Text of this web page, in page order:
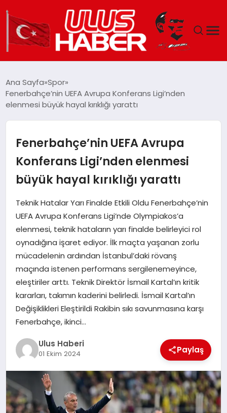
TEKNOLOJI
EĞITIM
MAGAZIN
SPOR
YAŞAM
Ana Sayfa Spor
Fenerbahçe’nin UEFA Avrupa Konferans Ligi’nden
elenmesi büyük hayal kırıklığı yarattı
Fenerbahçe’nin UEFA Avrupa
Konferans Ligi’nden elenmesi
büyük hayal kırıklığı yarattı
Teknik Hatalar Yarı Finalde Etkili Oldu Fenerbahçe’nin
UEFA Avrupa Konferans Ligi’nde Olympiakos’a
elenmesi, teknik hataların yarı finalde belirleyici rol
oynadığına işaret ediyor. İlk maçta yaşanan zorlu
mücadelenin ardından İstanbul’daki rövanş
maçında istenen performans sergilenemeyince,
eleştiriler arttı. Teknik Direktör İsmail Kartal’ın kritik
kararları, takımın kaderini belirledi. İsmail Kartal’ın
Değişiklikleri Eleştirildi Rakibin sıkı savunmasına karşı
Fenerbahçe, ikinci…
Ulus Haberi
01 Ekim 2024 Paylaş